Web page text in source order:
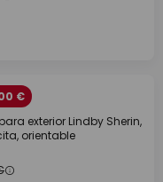
€
exterior Lindby Sherin,
orientable